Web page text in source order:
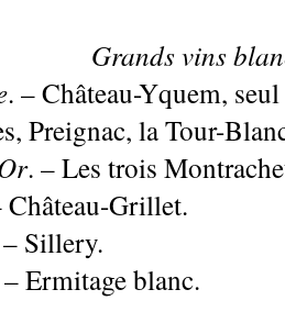
vins blancs
. – Château-Yquem,
Preignac, la Tour-
. – Les trois
Château-Grillet.
Sillery.
Ermitage blanc.